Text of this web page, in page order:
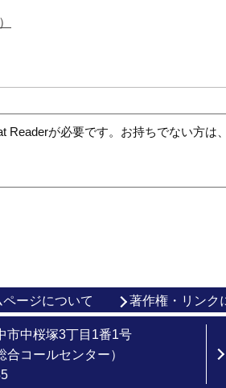
Readerが必要です。お持ちでない方は
ージについて 著作権・リンク
中桜塚3丁目1番1号
コールセンター）